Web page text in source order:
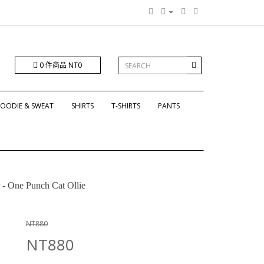
0 件商品 NT0
& SWEAT SHIRTS T-SHIRTS PANTS
One Punch Cat Ollie
NT880
NT880